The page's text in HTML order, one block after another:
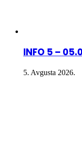
INFO 5 –
5. Avgusta 2026.